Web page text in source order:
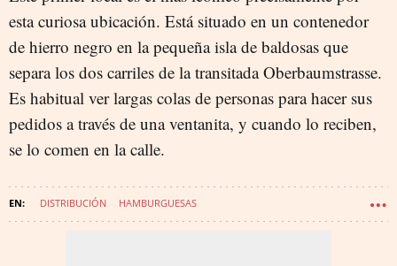
esta curiosa ubicación. Está situado en un contenedor
de hierro negro en la pequeña isla de baldosas que
separa los dos carriles de la transitada Oberbaumstrasse.
Es habitual ver largas colas de personas para hacer sus
pedidos a través de una ventanita, y cuando lo reciben,
se lo comen en la calle.
DISTRIBUCIÓN HAMBURGUESAS